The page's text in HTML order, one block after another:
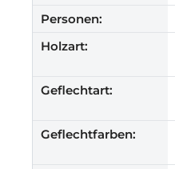
Personen:
Holzart:
Geflechtart:
Geflechtfarben: